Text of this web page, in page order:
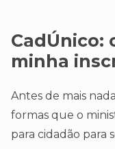
CadÚnico:
minha
Antes de mais
formas que o
para cidadão para